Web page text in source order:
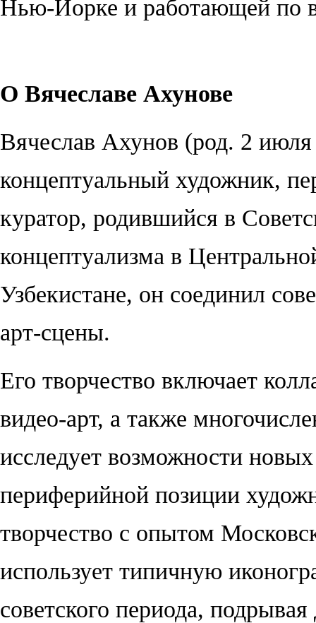
Нью-Йорке и работающей по
О Вячеславе Ахунове
Вячеслав Ахунов (род. 2
концептуальный художник,
куратор, родившийся в
концептуализма в
Узбекистане, он соединил
арт-сцены.
Его творчество включает
видео-арт, а также
исследует возможности
периферийной позиции
творчество с опытом
использует типичную
советского периода,